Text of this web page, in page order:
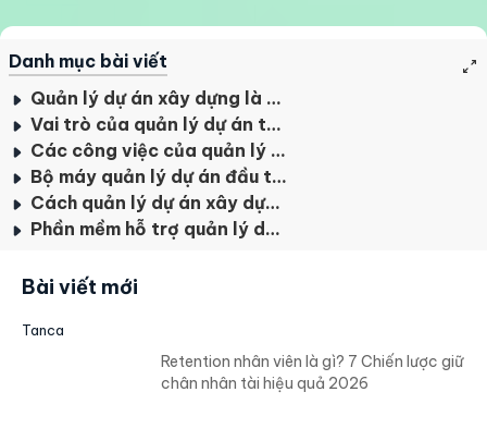
Danh mục bài viết
Quản lý dự án xây dựng là gì?
Vai trò của quản lý dự án trong lĩnh vực đầu tư xây dựng
Các công việc của quản lý dự án xây dựng
Bộ máy quản lý dự án đầu tư xây dựng
Cách quản lý dự án xây dựng hiệu quả
Phần mềm hỗ trợ quản lý dự án xây dựng
Bài viết mới
Tanca
Retention nhân viên là gì? 7 Chiến lược giữ
chân nhân tài hiệu quả 2026